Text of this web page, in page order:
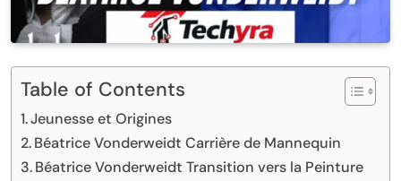
Table of Contents
Jeunesse et Origines
Béatrice Vonderweidt Carrière de Mannequin
Béatrice Vonderweidt Transition vers la Peinture